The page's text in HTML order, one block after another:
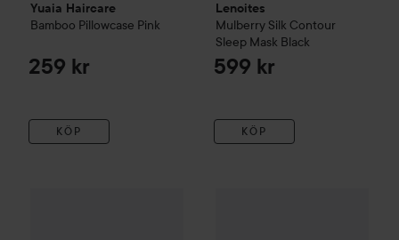
Yuaia Haircare
Bamboo Pillowcase Pink
259 kr
KÖP
Lenoites
Mulberry Silk Contour
Sleep Mask Black
599 kr
KÖP